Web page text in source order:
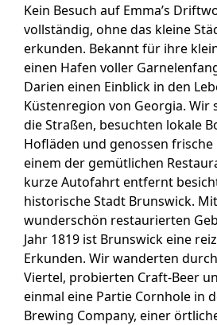
Kein Besuch auf Emma’s
vollständig, ohne das kleine
erkunden. Bekannt für ihre
einen Hafen voller
Darien einen Einblick in den
Küstenregion von Georgia. Wir
die Straßen, besuchten lokale
Hofläden und genossen
einem der gemütlichen
kurze Autofahrt entfernt
historische Stadt Brunswick.
wunderschön restaurierten
Jahr 1819 ist Brunswick eine
Erkunden. Wir wanderten
Viertel, probierten Craft-Beer
einmal eine Partie Cornhole in
Brewing Company, einer